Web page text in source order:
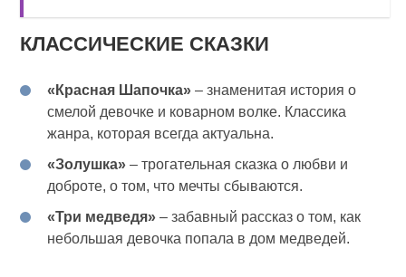
КЛАССИЧЕСКИЕ СКАЗКИ
«Красная Шапочка» – знаменитая история о
смелой девочке и коварном волке. Классика
жанра, которая всегда актуальна.
«Золушка» – трогательная сказка о любви и
доброте, о том, что мечты сбываются.
«Три медведя» – забавный рассказ о том, как
небольшая девочка попала в дом медведей.